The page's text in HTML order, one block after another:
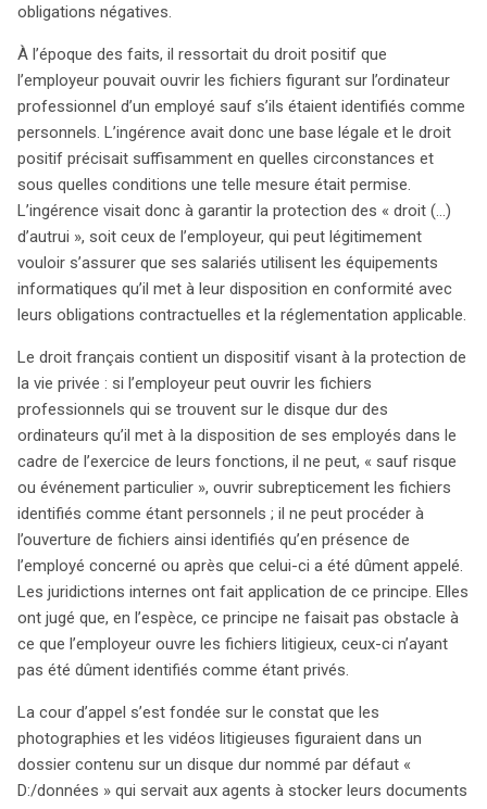
obligations négatives.
À l’époque des faits, il ressortait du droit positif que
l’employeur pouvait ouvrir les fichiers figurant sur l’ordinateur
professionnel d’un employé sauf s’ils étaient identifiés comme
personnels. L’ingérence avait donc une base légale et le droit
positif précisait suffisamment en quelles circonstances et
sous quelles conditions une telle mesure était permise.
L’ingérence visait donc à garantir la protection des « droit (…)
d’autrui », soit ceux de l’employeur, qui peut légitimement
vouloir s’assurer que ses salariés utilisent les équipements
informatiques qu’il met à leur disposition en conformité avec
leurs obligations contractuelles et la réglementation applicable.
Le droit français contient un dispositif visant à la protection de
la vie privée : si l’employeur peut ouvrir les fichiers
professionnels qui se trouvent sur le disque dur des
ordinateurs qu’il met à la disposition de ses employés dans le
cadre de l’exercice de leurs fonctions, il ne peut, « sauf risque
ou événement particulier », ouvrir subrepticement les fichiers
identifiés comme étant personnels ; il ne peut procéder à
l’ouverture de fichiers ainsi identifiés qu’en présence de
l’employé concerné ou après que celui-ci a été dûment appelé.
Les juridictions internes ont fait application de ce principe. Elles
ont jugé que, en l’espèce, ce principe ne faisait pas obstacle à
ce que l’employeur ouvre les fichiers litigieux, ceux-ci n’ayant
pas été dûment identifiés comme étant privés.
La cour d’appel s’est fondée sur le constat que les
photographies et les vidéos litigieuses figuraient dans un
dossier contenu sur un disque dur nommé par défaut «
D:/données » qui servait aux agents à stocker leurs documents